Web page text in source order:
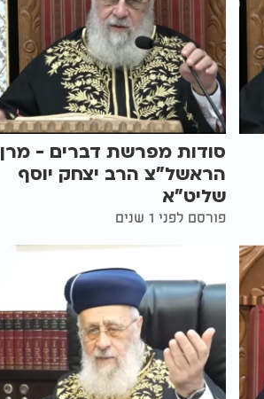
סודות מפרשת דברים - מרן
הראשל"צ הרב יצחק יוסף
שליט"א
פורסם לפני 1 שנים